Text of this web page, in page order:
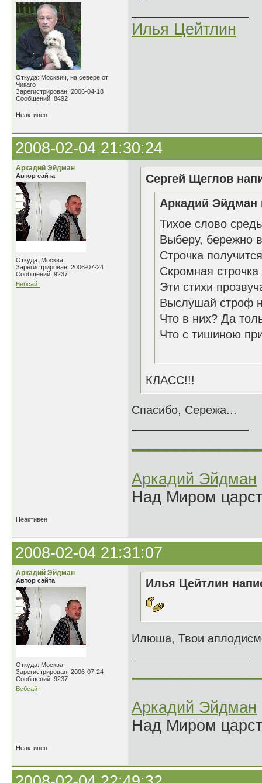
Откуда: Москвич, на севере от
Чикаго
Зарегистрирован: 2006-04-18
Сообщений: 8492
Илья Цейтлин
Неактивен
2008-02-04 21:30:24
Аркадий Эйдман
Автор сайта
Откуда: Москва
Зарегистрирован: 2006-07-24
Сообщений: 9237
Вебсайт
Сергей Щеглов
Аркадий Эйдман
Тихое слово
Выберу, бережно
Строчка
Скромная строчка
Эти стихи
Выслушай строф
Что в них? Да
Что с тишиною
КЛАСС!!!
Спасибо, Сережа...
Аркадий Эйдман
Над Миром
Неактивен
2008-02-04 21:31:07
Аркадий Эйдман
Автор сайта
Откуда: Москва
Зарегистрирован: 2006-07-24
Сообщений: 9237
Вебсайт
Илья Цейтлин
Илюша, Твои
Аркадий Эйдман
Над Миром
Неактивен